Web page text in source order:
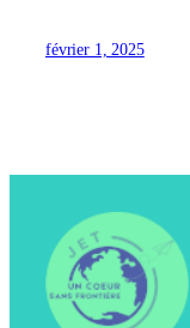
février 1, 2025